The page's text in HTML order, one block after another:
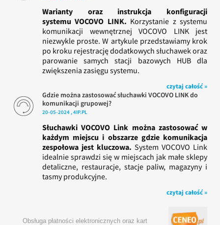
Warianty oraz instrukcja konfiguracji
systemu VOCOVO LINK. Korzystanie z systemu
komunikacji wewnętrznej VOCOVO LINK jest
niezwykle proste. W artykule przedstawiamy krok
po kroku rejestrację dodatkowych słuchawek oraz
parowanie samych stacji bazowych HUB dla
zwiększenia zasięgu systemu.
czytaj całość »
Gdzie można zastosować słuchawki VOCOVO LINK do
komunikacji grupowej?
20-05-2024 , 4IP.PL
Słuchawki VOCOVO Link można zastosować w
każdym miejscu i obszarze gdzie komunikacja
zespołowa jest kluczowa. System VOCOVO Link
idealnie sprawdzi się w miejscach jak małe sklepy
detaliczne, restauracje, stacje paliw, magazyny i
tasmy produkcyjne.
czytaj całość »
Obsługa płatności elektronicznych oraz kart